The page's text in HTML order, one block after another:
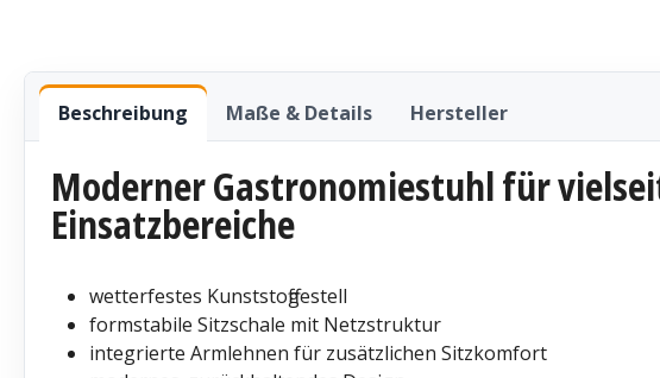
Beschreibung Maße & Details Hersteller
Moderner Gastronomiestuhl für
Einsatzbereiche
wetterfestes Kunststoffgestell
formstabile Sitzschale mit Netzstruktur
integrierte Armlehnen für zusätzlichen Sitzkomfort